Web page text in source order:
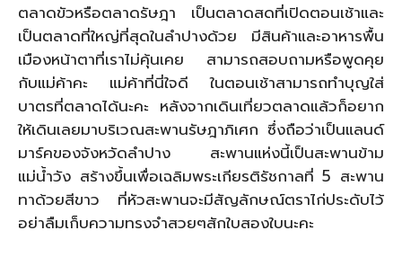
ตลาดขัวหรือตลาดรัษฎา เป็นตลาดสดที่เปิดตอนเช้าและ
เป็นตลาดที่ใหญ่ที่สุดในลำปางด้วย มีสินค้าและอาหารพื้น
เมืองหน้าตาที่เราไม่คุ้นเคย สามารถสอบถามหรือพูดคุย
กับแม่ค้าคะ แม่ค้าที่นี่ใจดี ในตอนเช้าสามารถทำบุญใส่
บาตรที่ตลาดได้นะคะ หลังจากเดินเที่ยวตลาดแล้วก็อยาก
ให้เดินเลยมาบริเวณสะพานรัษฎาภิเศก ซึ่งถือว่าเป็นแลนด์
มาร์คของจังหวัดลำปาง สะพานแห่งนี้เป็นสะพานข้าม
แม่น้ำวัง สร้างขึ้นเพื่อเฉลิมพระเกียรติรัชกาลที่ 5 สะพาน
ทาด้วยสีขาว ที่หัวสะพานจะมีสัญลักษณ์ตราไก่ประดับไว้
อย่าลืมเก็บความทรงจำสวยๆสักใบสองใบนะคะ